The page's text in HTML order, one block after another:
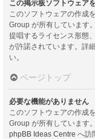
この掲示板ソフトウェア
このソフトウェアの作成
Group が所有しています
提唱するライセンス形態
が許諾されています。詳
い。
ページトップ
必要な機能がありません
このソフトウェアの作成
Group が所有しています
phpBB Ideas Centre へ訪